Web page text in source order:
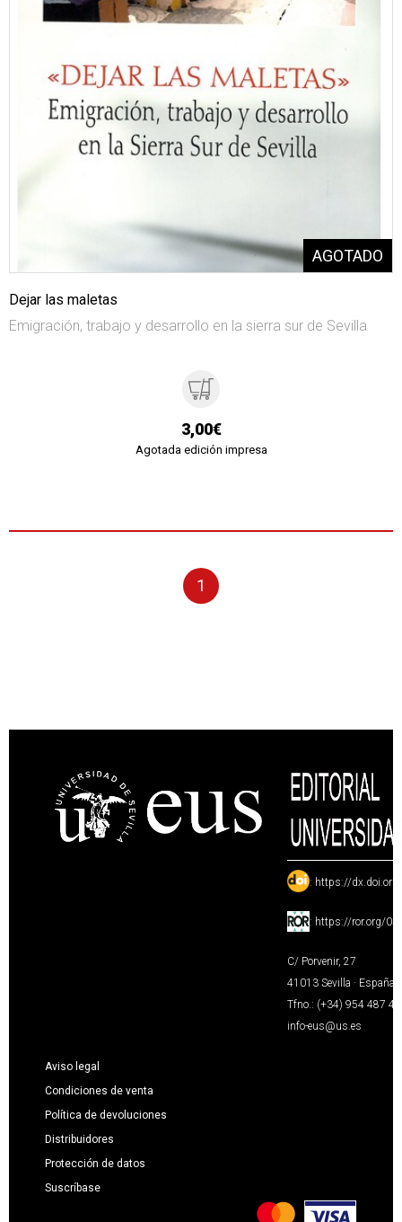
Dejar las maletas
Emigración, trabajo y desarrollo en la sierra sur de Sevilla
3,00€
Agotada edición impresa
1
: https://
: https://ror.org/
C/ Porvenir, 27
41013 Sevilla · España
Tfno.: (+34) 954 487
info-eus@us.es
Aviso legal
Condiciones de venta
Política de devoluciones
Distribuidores
Protección de datos
Suscríbase